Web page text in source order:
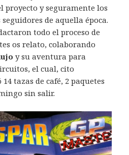
proyecto y seguramente los
de aquella época.
todo el proceso de
os relato, colaborando
y su aventura para
el cual, cito
tazas de café, 2 paquetes
sin salir.